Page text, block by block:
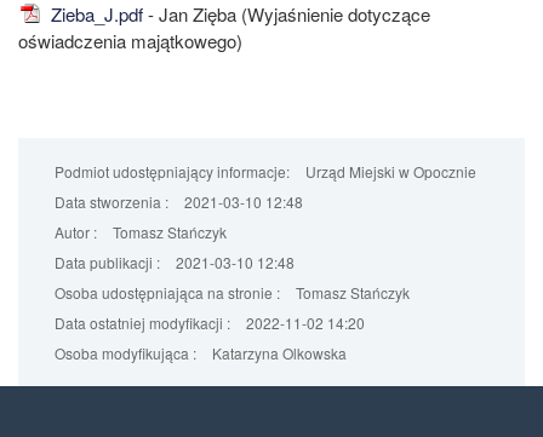
Zieba_J.pdf- Jan Zięba (Wyjaśnienie dotyczące
oświadczenia majątkowego)
Podmiot udostępniający informacje:
Urząd Miejski w Opocznie
Data stworzenia :
2021-03-10 12:48
Autor :
Tomasz Stańczyk
Data publikacji :
2021-03-10 12:48
Osoba udostępniająca na stronie :
Tomasz Stańczyk
Data ostatniej modyfikacji :
2022-11-02 14:20
Osoba modyfikująca :
Katarzyna Olkowska